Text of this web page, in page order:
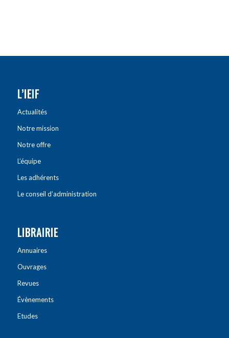
L’IEIF
Actualités
Notre mission
Notre offre
L’équipe
Les adhérents
Le conseil d’administration
LIBRAIRIE
Annuaires
Ouvrages
Revues
Évènements
Etudes